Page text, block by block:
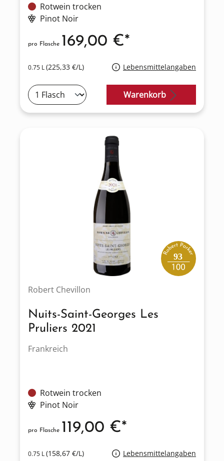
Rotwein trocken
Pinot Noir
0.75 L(225,33 €/L) Lebensmittelangaben
pro Flasche 169,00 €*
Warenkorb
93
Robert Chevillon
Nuits-Saint-Georges Les
Pruliers 2021
Frankreich
Rotwein trocken
Pinot Noir
0.75 L(158,67 €/L) Lebensmittelangaben
pro Flasche 119,00 €*